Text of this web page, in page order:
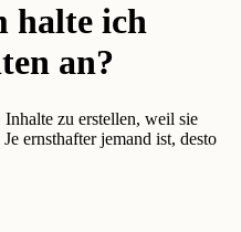
halte ich
an?
zu erstellen, weil sie
ernsthafter jemand ist, desto